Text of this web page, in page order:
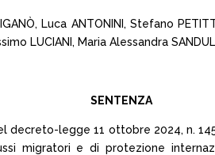
Luca ANTONINI, Stefano
LUCIANI, Maria Alessandra
SENTENZA
legge 11 ottobre 2024, n.
migratori e di protezione